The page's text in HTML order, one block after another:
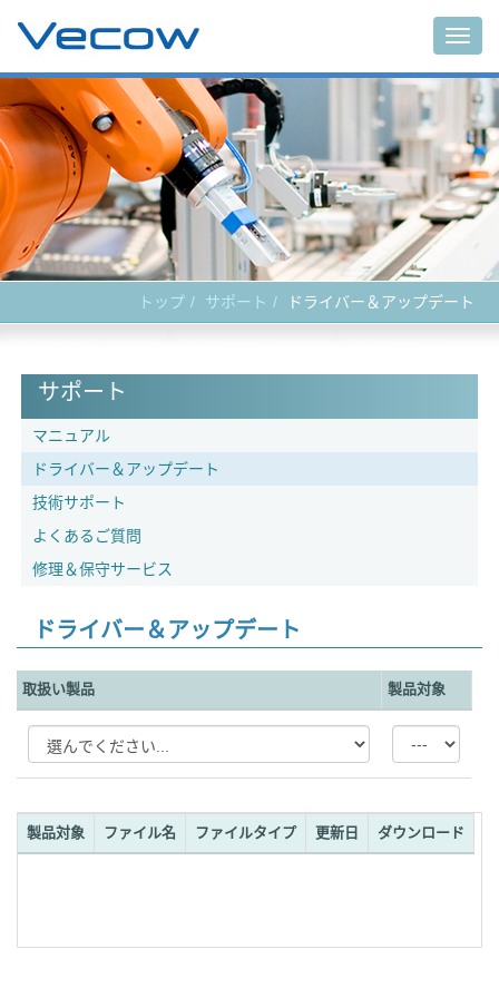
トップ サポート ドライバー＆アップデート
サポート
マニュアル
ドライバー＆アップデート
技術サポート
よくあるご質問
修理＆保守サービス
ドライバー＆アップデート
取扱い製品 製品対象
製品対象 ファイル名 ファイルタイプ 更新日 ダウンロード